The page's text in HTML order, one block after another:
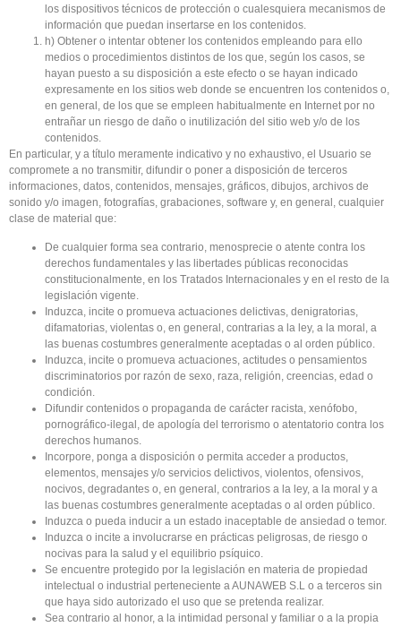
los dispositivos técnicos de protección o cualesquiera mecanismos de
información que puedan insertarse en los contenidos.
h) Obtener o intentar obtener los contenidos empleando para ello
medios o procedimientos distintos de los que, según los casos, se
hayan puesto a su disposición a este efecto o se hayan indicado
expresamente en los sitios web donde se encuentren los contenidos o,
en general, de los que se empleen habitualmente en Internet por no
entrañar un riesgo de daño o inutilización del sitio web y/o de los
contenidos.
En particular, y a título meramente indicativo y no exhaustivo, el Usuario se
compromete a no transmitir, difundir o poner a disposición de terceros
informaciones, datos, contenidos, mensajes, gráficos, dibujos, archivos de
sonido y/o imagen, fotografías, grabaciones, software y, en general, cualquier
clase de material que:
De cualquier forma sea contrario, menosprecie o atente contra los
derechos fundamentales y las libertades públicas reconocidas
constitucionalmente, en los Tratados Internacionales y en el resto de la
legislación vigente.
Induzca, incite o promueva actuaciones delictivas, denigratorias,
difamatorias, violentas o, en general, contrarias a la ley, a la moral, a
las buenas costumbres generalmente aceptadas o al orden público.
Induzca, incite o promueva actuaciones, actitudes o pensamientos
discriminatorios por razón de sexo, raza, religión, creencias, edad o
condición.
Difundir contenidos o propaganda de carácter racista, xenófobo,
pornográfico-ilegal, de apología del terrorismo o atentatorio contra los
derechos humanos.
Incorpore, ponga a disposición o permita acceder a productos,
elementos, mensajes y/o servicios delictivos, violentos, ofensivos,
nocivos, degradantes o, en general, contrarios a la ley, a la moral y a
las buenas costumbres generalmente aceptadas o al orden público.
Induzca o pueda inducir a un estado inaceptable de ansiedad o temor.
Induzca o incite a involucrarse en prácticas peligrosas, de riesgo o
nocivas para la salud y el equilibrio psíquico.
Se encuentre protegido por la legislación en materia de propiedad
intelectual o industrial perteneciente a AUNAWEB S.L o a terceros sin
que haya sido autorizado el uso que se pretenda realizar.
Sea contrario al honor, a la intimidad personal y familiar o a la propia